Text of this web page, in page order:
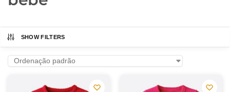
SHOW FILTERS